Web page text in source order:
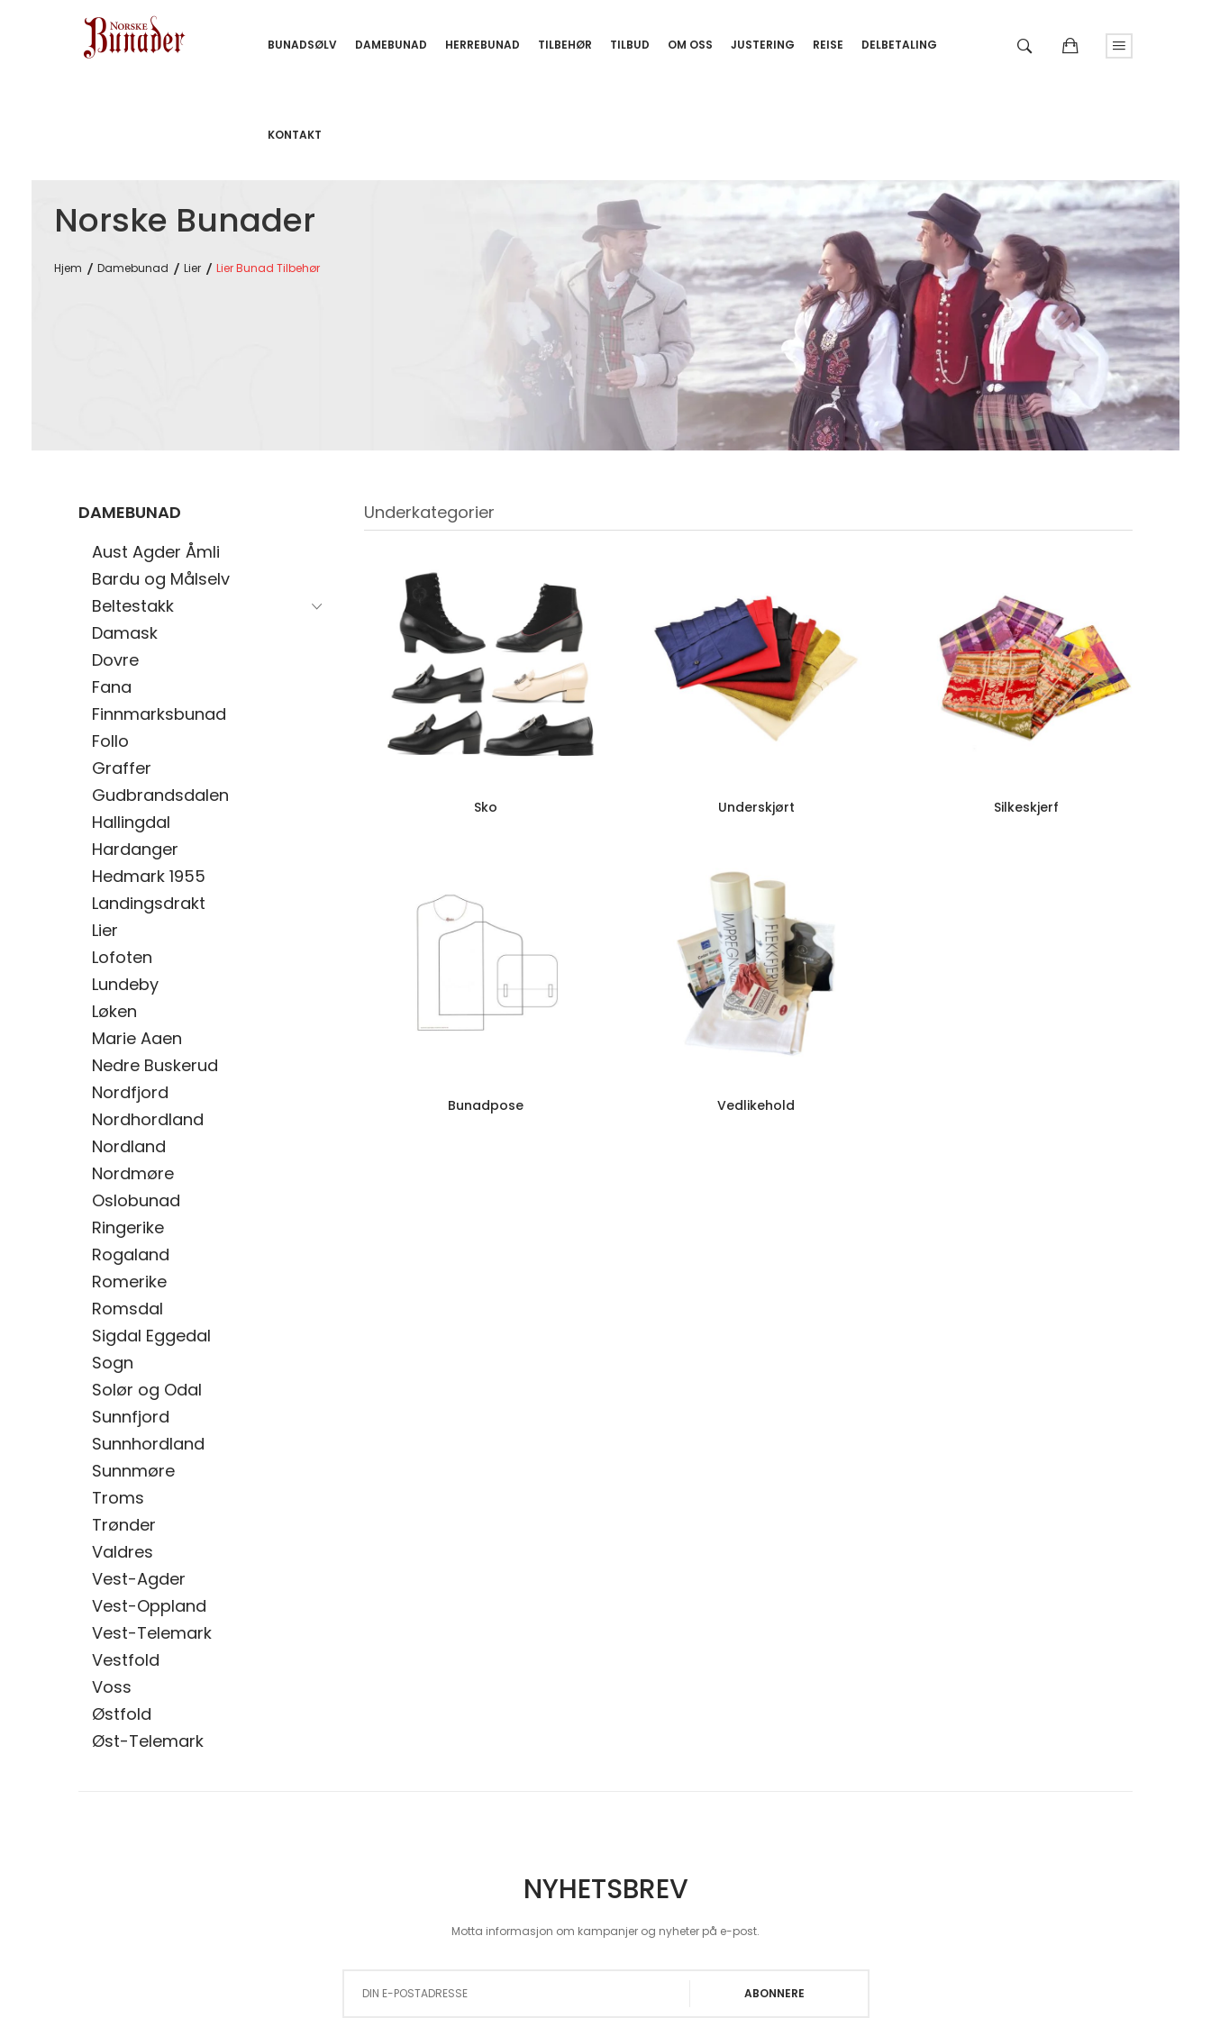
BUNADSØLV DAMEBUNAD HERREBUNAD TILBEHØR TILBUD OM OSS JUSTERING REISE DELBETALING
KONTAKT
Norske Bunader
Hjem Damebunad Lier Lier Bunad Tilbehør
DAMEBUNAD
Aust Agder Åmli
Bardu og Målselv
Beltestakk
Damask
Dovre
Fana
Finnmarksbunad
Follo
Graffer
Gudbrandsdalen
Hallingdal
Hardanger
Hedmark 1955
Landingsdrakt
Lier
Lofoten
Lundeby
Løken
Marie Aaen
Nedre Buskerud
Nordfjord
Nordhordland
Nordland
Nordmøre
Oslobunad
Ringerike
Rogaland
Romerike
Romsdal
Sigdal Eggedal
Sogn
Solør og Odal
Sunnfjord
Sunnhordland
Sunnmøre
Troms
Trønder
Valdres
Vest-Agder
Vest-Oppland
Vest-Telemark
Vestfold
Voss
Østfold
Øst-Telemark
Underkategorier
Sko Underskjørt Silkeskjerf
Bunadpose Vedlikehold
NYHETSBREV
Motta informasjon om kampanjer og nyheter på e-post.
ABONNERE